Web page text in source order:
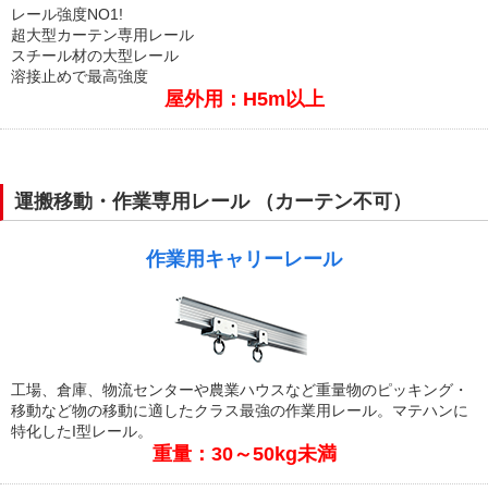
レール強度NO1!
超大型カーテン専用レール
スチール材の大型レール
溶接止めで最高強度
屋外用：H5m以上
運搬移動・作業専用レール （カーテン不可）
作業用キャリーレール
工場、倉庫、物流センターや農業ハウスなど重量物のピッキング・
移動など物の移動に適したクラス最強の作業用レール。マテハンに
特化したI型レール。
重量：30～50kg未満